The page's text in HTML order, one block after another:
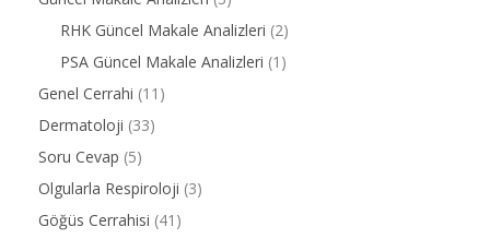
RHK Güncel Makale Analizleri (2)
PSA Güncel Makale Analizleri (1)
Genel Cerrahi (11)
Dermatoloji (33)
Soru Cevap (5)
Olgularla Respiroloji (3)
Göğüs Cerrahisi (41)